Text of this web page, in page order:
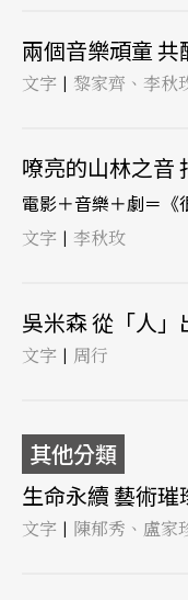
兩個音樂頑童
文字 | 黎家齊、李秋
嘹亮的山林之音
電影＋音樂＋劇＝《
文字 | 李秋玫
吳米森 從「人
文字 | 周行
其他分類
生命永續 藝術
文字 | 陳郁秀、盧家